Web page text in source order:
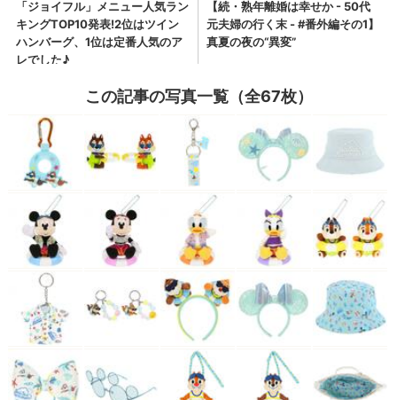
この記事の写真一覧（全67枚）